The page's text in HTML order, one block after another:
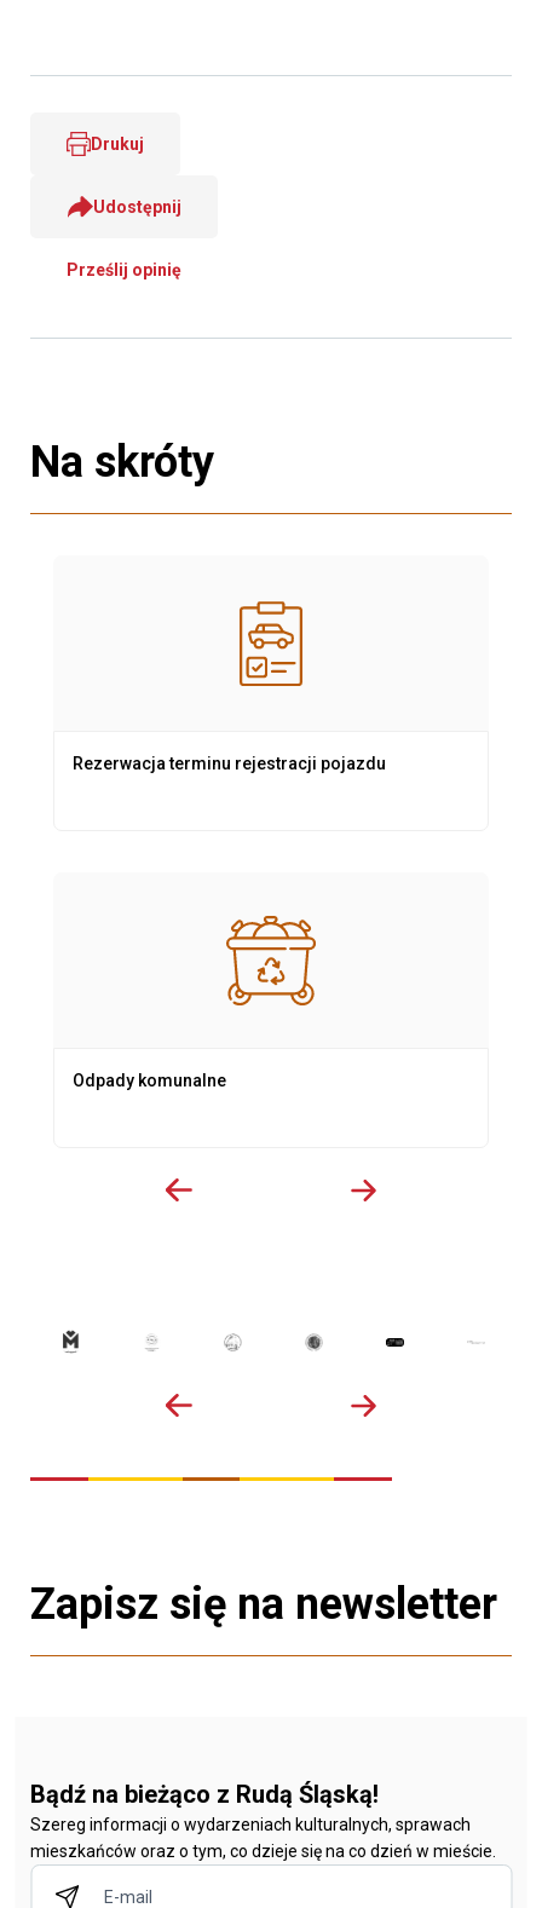
Drukuj
Udostępnij
Prześlij opinię
Na skróty
Rezerwacja terminu rejestracji pojazdu
Odpady komunalne
Zapisz się na newsletter
Bądź na bieżąco z Rudą Śląską!
Szereg informacji o wydarzeniach kulturalnych, sprawach
mieszkańców oraz o tym, co dzieje się na co dzień w mieście.